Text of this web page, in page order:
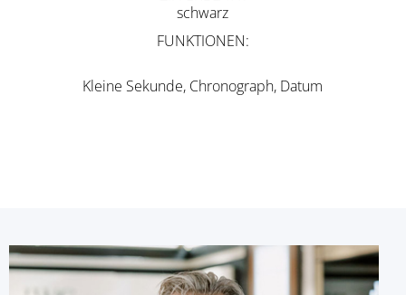
schwarz
FUNKTIONEN
Kleine Sekunde, Chronograph, Datum